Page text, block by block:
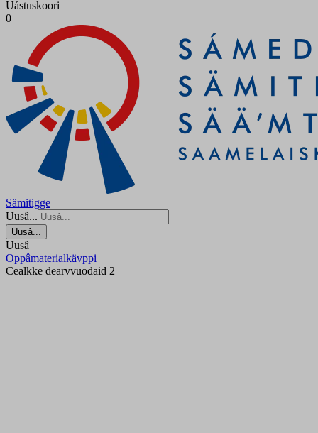
Uástuskoori
0
Sämitigge
Uusâ...
Uusâ...
Uusâ
Oppâmaterialkävppi
Cealkke dearvvuođaid 2